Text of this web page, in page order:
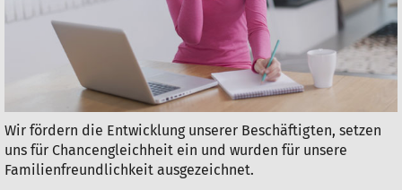
Wir fördern die Entwicklung unserer Beschäftigten, setzen
uns für Chancengleichheit ein und wurden für unsere
Familienfreundlichkeit ausgezeichnet.